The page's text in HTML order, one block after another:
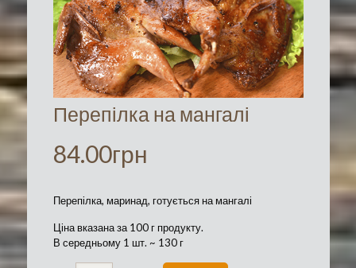
Перепілка на мангалі
84.00грн
Перепілка, маринад, готується на мангалі
Ціна вказана за 100 г продукту.
В середньому 1 шт. ~ 130 г